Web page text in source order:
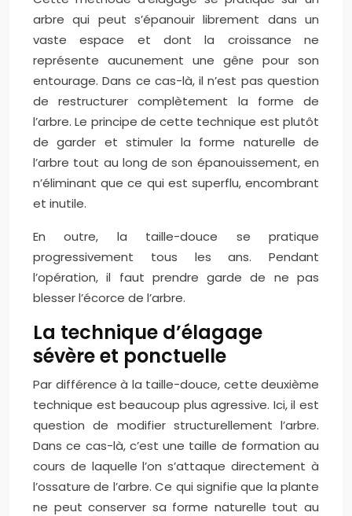
arbre qui peut s’épanouir librement dans un
vaste espace et dont la croissance ne
représente aucunement une gêne pour son
entourage. Dans ce cas-là, il n’est pas question
de restructurer complètement la forme de
l’arbre. Le principe de cette technique est plutôt
de garder et stimuler la forme naturelle de
l’arbre tout au long de son épanouissement, en
n’éliminant que ce qui est superflu, encombrant
et inutile.
En outre, la taille-douce se pratique
progressivement tous les ans. Pendant
l’opération, il faut prendre garde de ne pas
blesser l’écorce de l’arbre.
La technique d’élagage
sévère et ponctuelle
Par différence à la taille-douce, cette deuxième
technique est beaucoup plus agressive. Ici, il est
question de modifier structurellement l’arbre.
Dans ce cas-là, c’est une taille de formation au
cours de laquelle l’on s’attaque directement à
l’ossature de l’arbre. Ce qui signifie que la plante
ne peut conserver sa forme naturelle tout au